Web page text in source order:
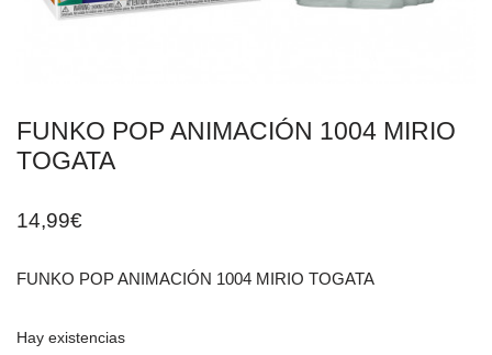
FUNKO POP ANIMACIÓN 1004 MIRIO
TOGATA
14,99€
FUNKO POP ANIMACIÓN 1004 MIRIO TOGATA
Hay existencias